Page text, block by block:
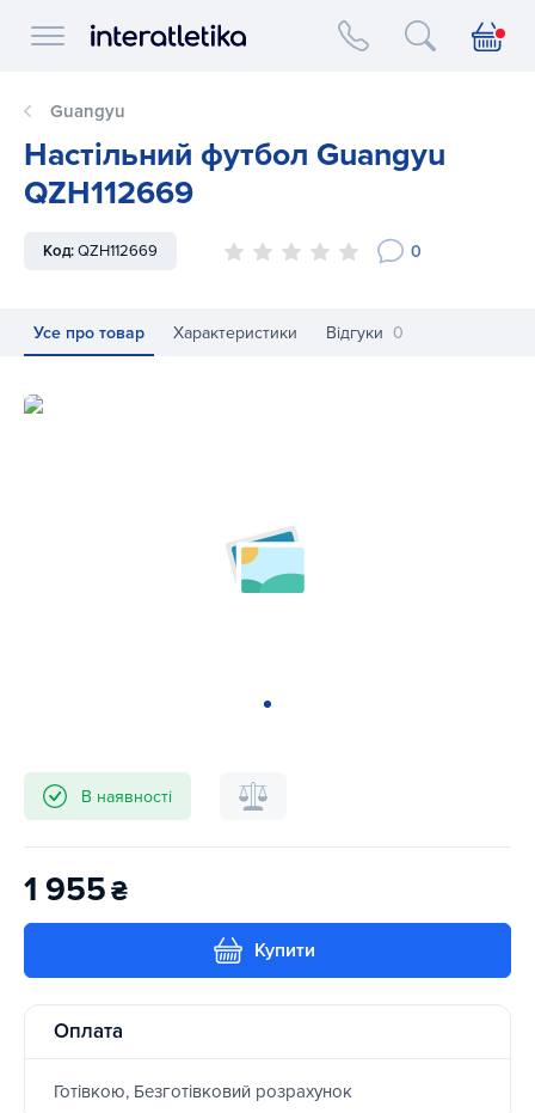
Interatletika logo
Guangyu
Настільний футбол Guangyu
QZH112669
Код:QZH112669 0
Усе про товар Характеристики Відгуки 0
Настільний футбол Guangyu QZH112669
В наявності
1 955₴
Купити
Оплата
Готівкою, Безготівковий розрахунок